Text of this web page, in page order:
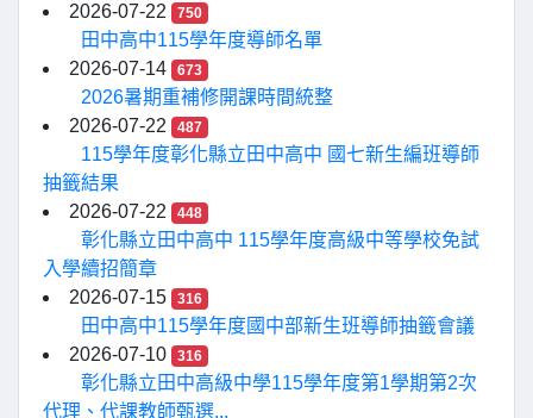
2026-07-22
750
田中高中115學年度導師名單
2026-07-14
673
2026暑期重補修開課時間統整
2026-07-22
487
115學年度彰化縣立田中高中 國七新生編班導師
抽籤結果
2026-07-22
448
彰化縣立田中高中 115學年度高級中等學校免試
入學續招簡章
2026-07-15
316
田中高中115學年度國中部新生班導師抽籤會議
2026-07-10
316
彰化縣立田中高級中學115學年度第1學期第2次
代理、代課教師甄選...